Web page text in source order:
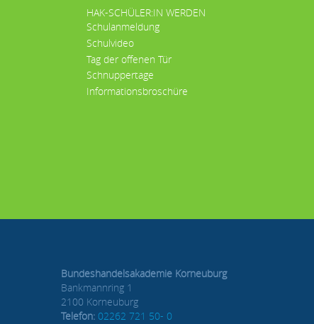
HAK-SCHÜLER:IN WERDEN
Schulanmeldung
Schulvideo
Tag der offenen Tür
Schnuppertage
Informationsbroschüre
Bundeshandelsakademie Korneuburg
Bankmannring 1
2100 Korneuburg
Telefon: 02262 721 50- 0